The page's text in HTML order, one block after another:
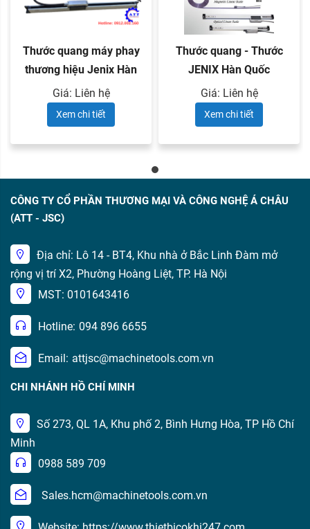
Thước quang máy phay
thương hiệu Jenix Hàn
Quốc
Giá: Liên hệ
Xem chi tiết
Thước quang - Thước
JENIX Hàn Quốc
Giá: Liên hệ
Xem chi tiết
CÔNG TY CỔ PHẦN THƯƠNG MẠI VÀ CÔNG NGHỆ Á CHÂU
(ATT - JSC)
Địa chỉ: Lô 14 - BT4, Khu nhà ở Bắc Linh Đàm mở
rộng vị trí X2, Phường Hoàng Liệt, TP. Hà Nội
MST: 0101643416
Hotline: 094 896 6655
Email: attjsc@machinetools.com.vn
CHI NHÁNH HỒ CHÍ MINH
Số 273, QL 1A, Khu phố 2, Bình Hưng Hòa, TP Hồ Chí
Minh
0988 589 709
Sales.hcm@machinetools.com.vn